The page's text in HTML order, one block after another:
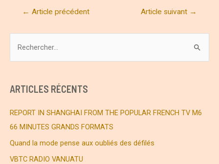
Navigation
l’article
← Article précédent Article suivant →
r
c
h
ARTICLES RÉCENTS
REPORT IN SHANGHAI FROM THE POPULAR FRENCH TV M6
66 MINUTES GRANDS FORMATS
Quand la mode pense aux oubliés des défilés
VBTC RADIO VANUATU